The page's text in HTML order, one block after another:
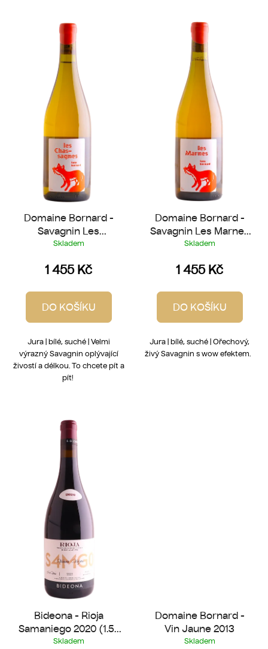
Domaine Bornard -
Savagnin Les
Chassagnes 2018
Skladem
1 455 Kč
DO KOŠÍKU
Jura | bílé, suché | Velmi
výrazný Savagnin oplývající
živostí a délkou. To chcete pít a
pít!
Domaine Bornard -
Savagnin Les Marnes
2018
Skladem
1 455 Kč
DO KOŠÍKU
Jura | bílé, suché | Ořechový,
živý Savagnin s wow efektem.
Bideona - Rioja
Samaniego 2020 (1.5 l
Magnum)
Skladem
Domaine Bornard -
Vin Jaune 2013
Skladem